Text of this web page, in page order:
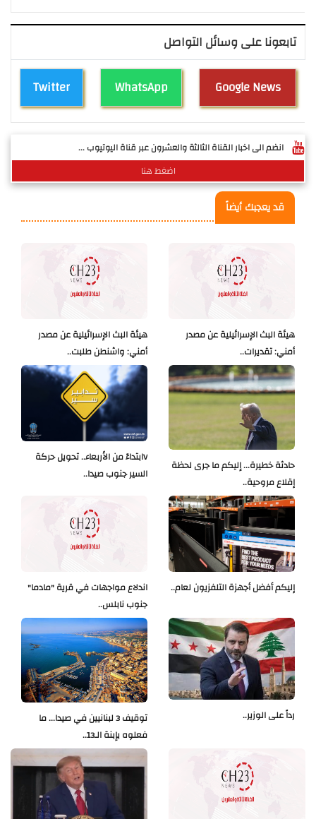
تابعونا على وسائل التواصل
Twitter WhatsApp Google News
انضم الى اخبار القناة الثالثة والعشرون عبر قناة اليوتيوب ...
اضغط هنا
قد يعجبك أيضاً
هيئة البث الإسرائيلية عن مصدر
أمني: واشنطن طلبت..
هيئة البث الإسرائيلية عن مصدر
أمني: تقديرات..
Vابتداءً من الأربعاء.. تحويل حركة
السير جنوب صيدا..
حادثة خطيرة... إليكم ما جرى لحظة
إقلاع مروحية..
اندلاع مواجهات في قرية "مادما"
جنوب نابلس..
إليكم أفضل أجهزة التلفزيون لعام..
توقيف 3 لبنانيين في صيدا... ما
فعلوه بإبنة الـ13..
رداً على الوزير..